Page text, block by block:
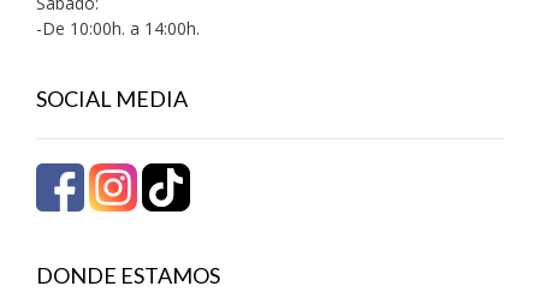
-De 10:00h. a 14:00h.
SOCIAL MEDIA
DONDE ESTAMOS